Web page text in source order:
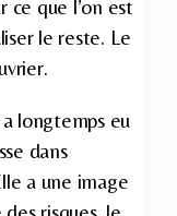
ce que l’on est
le reste. Le
longtemps eu
dans
a une image